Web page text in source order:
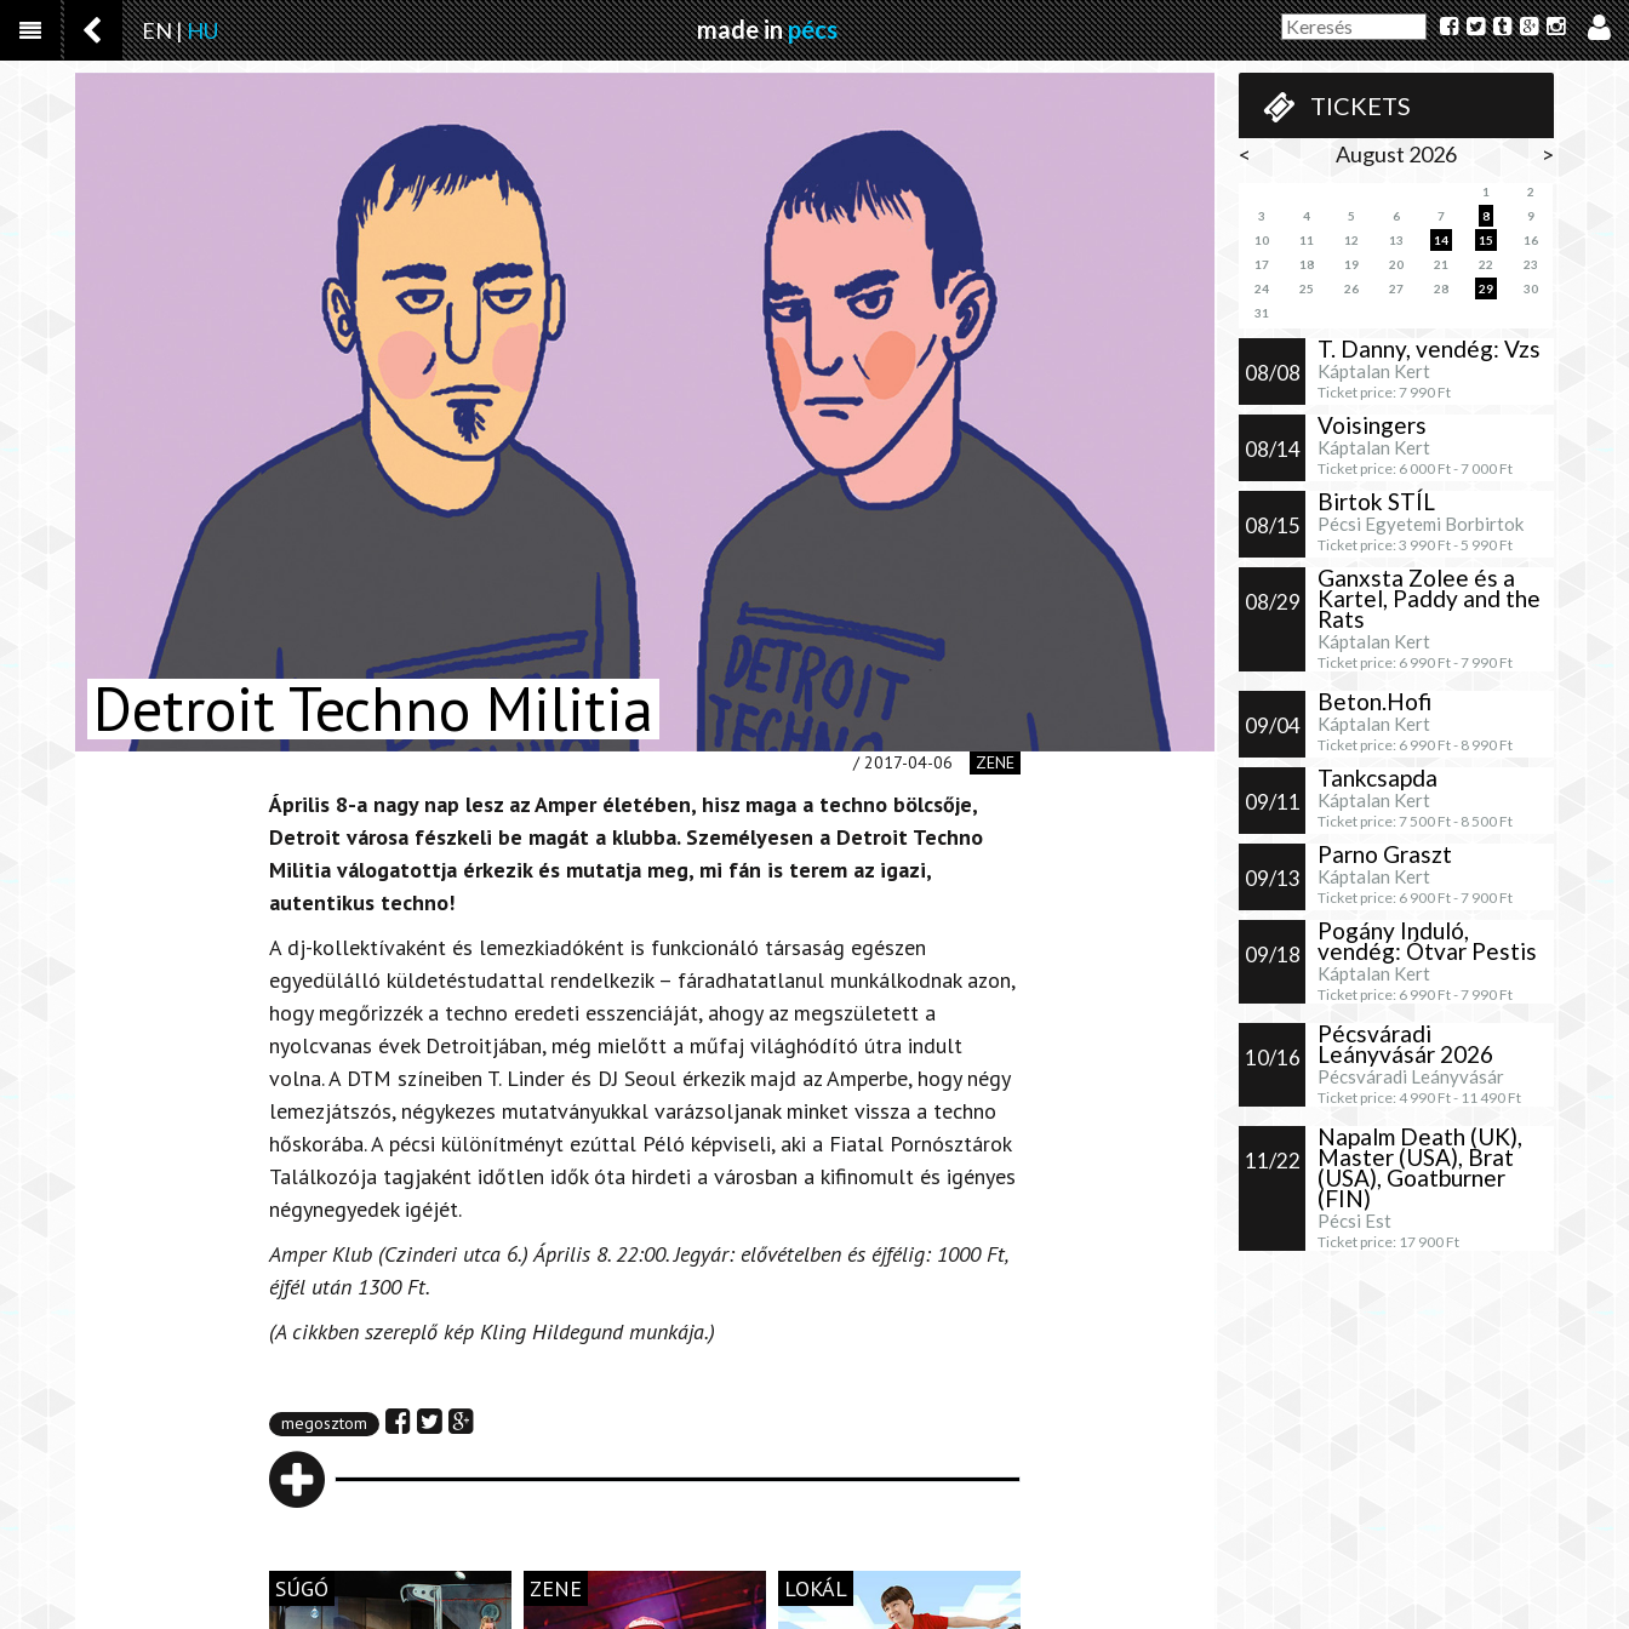
EN|HU made inpécs
TICKETS
< August 2026 >
1
2
3
4 5 6 7 8
9
10
11 12 13 14 15
16
17
18 19 20 21 22
23
24
25 26 27 28 29
30
31
08/08
T. Danny, vendég: Vzs
Káptalan Kert
Ticket price: 7 990 Ft
08/14
Voisingers
Káptalan Kert
Ticket price: 6 000 Ft -7 000 Ft
08/15
Birtok STÍL
Pécsi Egyetemi Borbirtok
Ticket price: 3 990 Ft - 5 990 Ft
08/29
Ganxsta Zolee és a
Kartel, Paddy and the
Rats
Káptalan Kert
Ticket price: 6 990 Ft -7 990 Ft
09/04
Beton.Hofi
Káptalan Kert
Ticket price: 6 990 Ft - 8 990 Ft
09/11
Tankcsapda
Káptalan Kert
Ticket price: 7 500 Ft - 8 500 Ft
09/13
Parno Graszt
Káptalan Kert
Ticket price: 6 900 Ft -7 900 Ft
09/18
Pogány Induló,
vendég: Ótvar Pestis
Káptalan Kert
Ticket price: 6 990 Ft -7 990 Ft
10/16
Pécsváradi
Leányvásár 2026
Pécsváradi Leányvásár
Ticket price: 4 990 Ft - 11 490 Ft
11/22
Napalm Death (UK),
Master (USA), Brat
(USA), Goatburner
(FIN)
Pécsi Est
Ticket price: 17 900 Ft
Detroit Techno Militia
/ 2017-04-06 ZENE
Április 8-a nagy nap lesz az Amper életében, hisz maga a techno bölcsője,
Detroit városa fészkeli be magát a klubba. Személyesen a Detroit Techno
Militia válogatottja érkezik és mutatja meg, mi fán is terem az igazi,
autentikus techno!
A dj-kollektívaként és lemezkiadóként is funkcionáló társaság egészen
egyedülálló küldetéstudattal rendelkezik – fáradhatatlanul munkálkodnak azon,
hogy megőrizzék a techno eredeti esszenciáját, ahogy az megszületett a
nyolcvanas évek Detroitjában, még mielőtt a műfaj világhódító útra indult
volna. A DTM színeiben T. Linder és DJ Seoul érkezik majd az Amperbe, hogy négy
lemezjátszós, négykezes mutatványukkal varázsoljanak minket vissza a techno
hőskorába. A pécsi különítményt ezúttal Péló képviseli, aki a Fiatal Pornósztárok
Találkozója tagjaként időtlen idők óta hirdeti a városban a kifinomult és igényes
négynegyedek igéjét.
Amper Klub (Czinderi utca 6.) Április 8. 22:00. Jegyár: elővételben és éjfélig: 1000 Ft,
éjfél után 1300 Ft.
(A cikkben szereplő kép Kling Hildegund munkája.)
megosztom
SÚGÓ ZENE LOKÁL